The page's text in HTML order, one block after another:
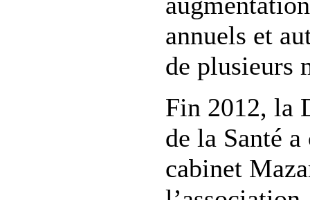
annuels et
de plusieurs
Fin 2012, la
de la Santé
cabinet